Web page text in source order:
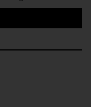
del propio Clint
viniste a mi
garageros de
o “Espiral